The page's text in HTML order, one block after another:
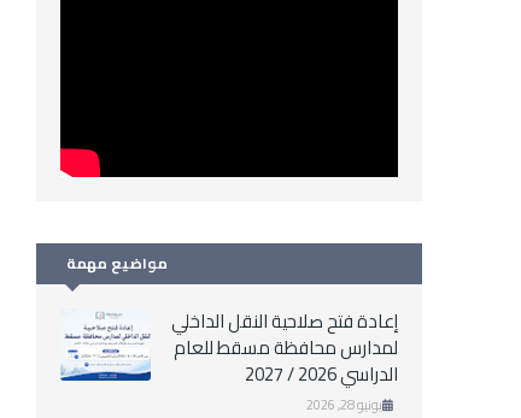
مواضيع مهمة
إعادة فتح صلاحية النقل الداخلي
لمدارس محافظة مسقط للعام
الدراسي 2026 / 2027
يونيو 28, 2026